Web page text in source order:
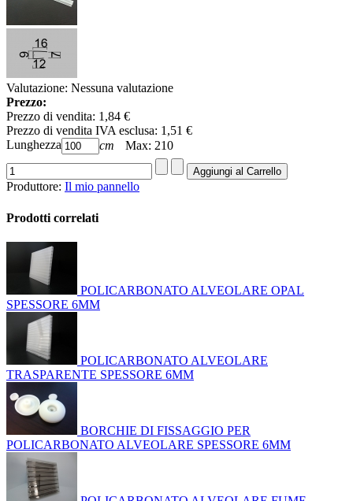
Valutazione: Nessuna valutazione
Prezzo:
Prezzo di vendita: 1,84 €
Prezzo di vendita IVA esclusa: 1,51 €
Lunghezza:
cm Max: 210
Produttore: Il mio pannello
Prodotti correlati
POLICARBONATO ALVEOLARE OPAL
SPESSORE 6MM
POLICARBONATO ALVEOLARE
TRASPARENTE SPESSORE 6MM
BORCHIE DI FISSAGGIO PER
POLICARBONATO ALVEOLARE SPESSORE 6MM